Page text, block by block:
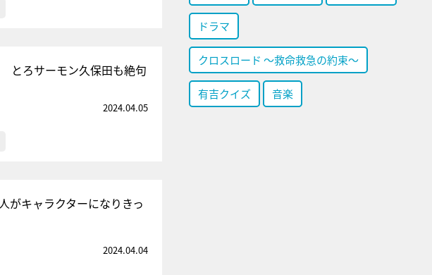
とろサーモン久保田も絶句
2024.04.05
がキャラクターになりきっ
2024.04.04
ドラマ
クロスロード ～救命救急の約束～
有吉クイズ 音楽